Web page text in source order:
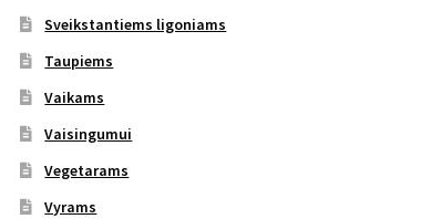
Sveikstantiems ligoniams
Taupiems
Vaikams
Vaisingumui
Vegetarams
Vyrams